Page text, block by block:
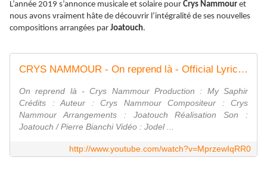
L’année 2019 s’annonce musicale et solaire pour Crys Nammour et
nous avons vraiment hâte de découvrir l’intégralité de ses nouvelles
compositions arrangées par Joatouch.
CRYS NAMMOUR - On reprend là - Official Lyrics Video
On reprend là - Crys Nammour Production : My Saphir
Crédits : Auteur : Crys Nammour Compositeur : Crys
Nammour Arrangements : Joatouch Réalisation Son :
Joatouch / Pierre Bianchi Vidéo : Jodel ...
http://www.youtube.com/watch?v=MprzewIqRR0